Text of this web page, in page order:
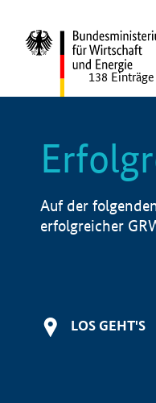
138 Einträge
Auf der
erfolgreicher
LOS GEHT'S